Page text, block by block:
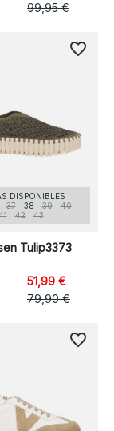
99,95 €
DISPONIBLES
37 38 39
40
42 43
Tulip3373
51,99 €
79,90 €
favorite_border
favorite_border